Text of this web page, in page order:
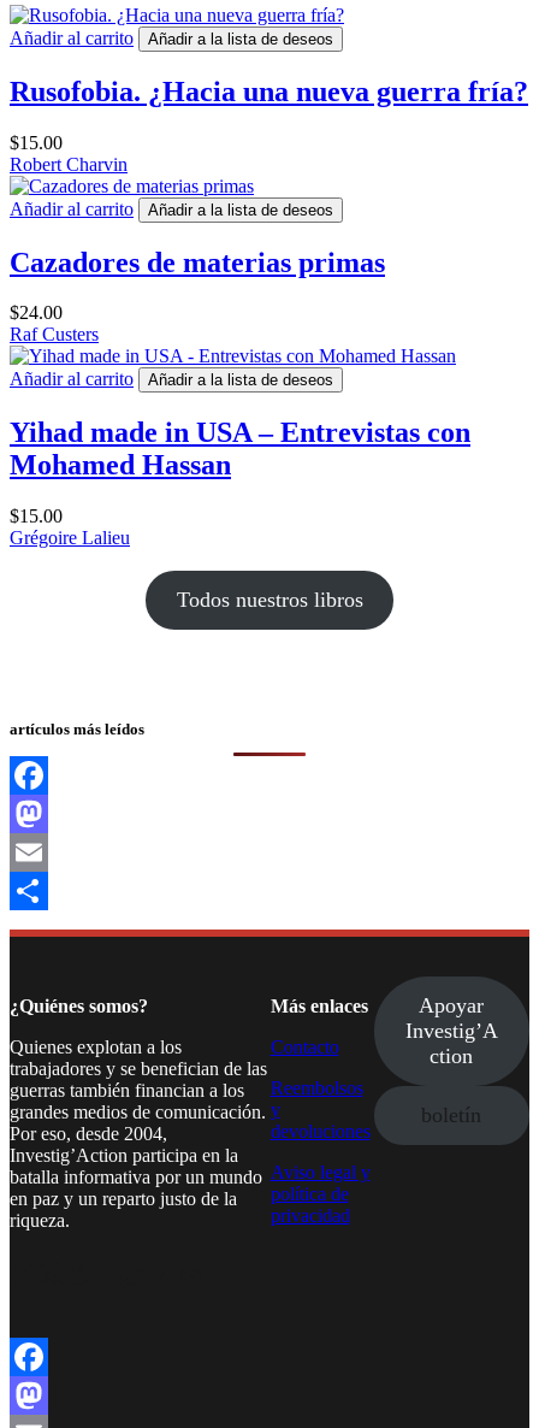
Añadir al carrito Añadir a la lista de deseos
Rusofobia. ¿Hacia una nueva guerra fría?
$15.00
Robert Charvin
Añadir al carrito Añadir a la lista de deseos
Cazadores de materias primas
$24.00
Raf Custers
Añadir al carrito Añadir a la lista de deseos
Yihad made in USA – Entrevistas con
Mohamed Hassan
$15.00
Grégoire Lalieu
Todos nuestros libros
artículos más leídos
Facebook
Mastodon
Email
Compartir
¿Quiénes somos?
Quienes explotan a los
trabajadores y se benefician de las
guerras también financian a los
grandes medios de comunicación.
Por eso, desde 2004,
Investig’Action participa en la
batalla informativa por un mundo
en paz y un reparto justo de la
riqueza.
Más enlaces
Contacto
Reembolsos
y
devoluciones
Aviso legal y
política de
privacidad
Apoyar
Investig’A
ction
boletín
Facebook